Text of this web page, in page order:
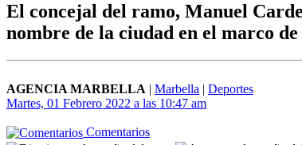
El concejal del ramo, Manuel
nombre de la ciudad en el marco
AGENCIA MARBELLA | Marbella | Deportes
Martes, 01 Febrero 2022 a las 10:47 am
Comentarios